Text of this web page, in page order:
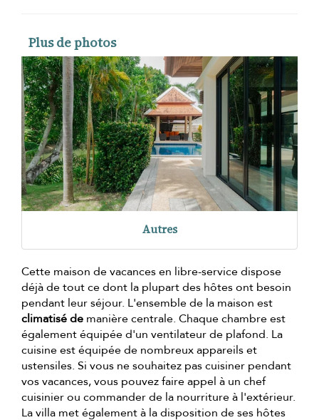
Plus de photos
Autres
Cette maison de vacances en libre-service dispose
déjà de tout ce dont la plupart des hôtes ont besoin
pendant leur séjour. L'ensemble de la maison est
climatisé de manière centrale. Chaque chambre est
également équipée d'un ventilateur de plafond. La
cuisine est équipée de nombreux appareils et
ustensiles. Si vous ne souhaitez pas cuisiner pendant
vos vacances, vous pouvez faire appel à un chef
cuisinier ou commander de la nourriture à l'extérieur.
La villa met également à la disposition de ses hôtes